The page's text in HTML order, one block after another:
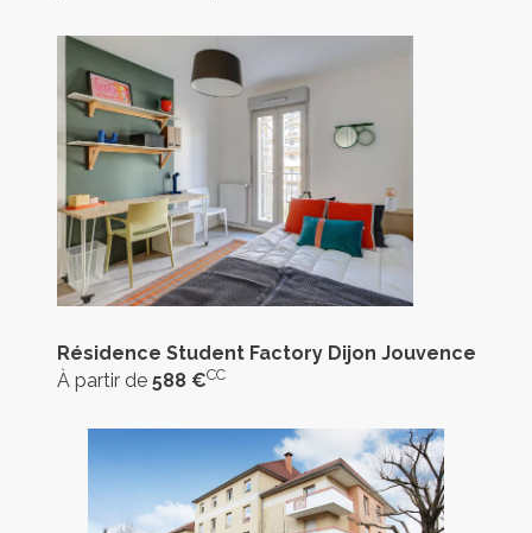
Résidence Student Factory Dijon Jouvence
À partir de 588 €CC